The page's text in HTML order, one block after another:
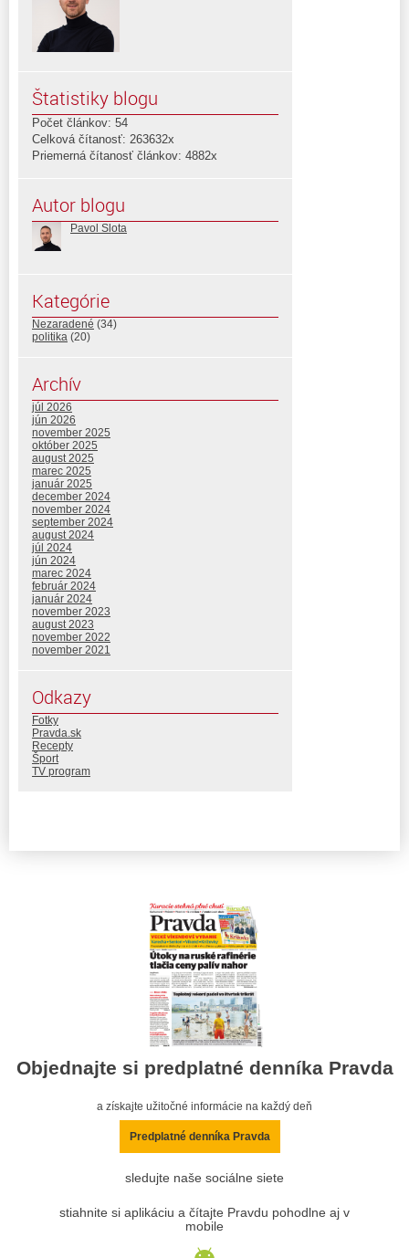
Štatistiky blogu
Počet článkov: 54
Celková čítanosť: 263632x
Priemerná čítanosť článkov: 4882x
Autor blogu
Pavol Slota
Kategórie
Nezaradené (34)
politika (20)
Archív
júl 2026
jún 2026
november 2025
október 2025
august 2025
marec 2025
január 2025
december 2024
november 2024
september 2024
august 2024
júl 2024
jún 2024
marec 2024
február 2024
január 2024
november 2023
august 2023
november 2022
november 2021
Odkazy
Fotky
Pravda.sk
Recepty
Šport
TV program
Objednajte si predplatné denníka Pravda
a získajte užitočné informácie na každý deň
Predplatné denníka Pravda
sledujte naše sociálne siete
stiahnite si aplikáciu a čítajte Pravdu pohodlne aj v
mobile